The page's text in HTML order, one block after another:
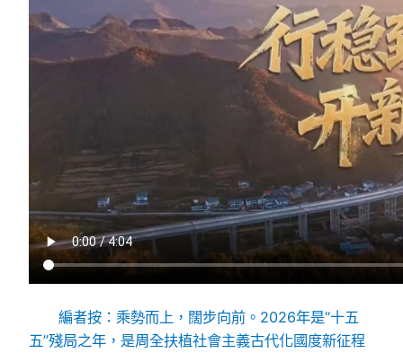
編者按：乘勢而上，闊步向前。2026年是“十五
五”殘局之年，是周全扶植社會主義古代化國度新征程